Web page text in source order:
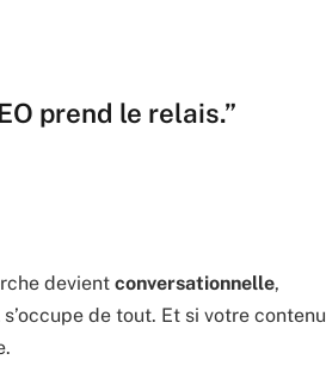
prend le relais.”
devient conversationnelle,
de tout. Et si votre contenu